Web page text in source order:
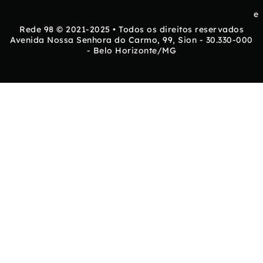
e
Rede 98 © 2021-2025 • Todos os direitos reservados
Avenida Nossa Senhora do Carmo, 99, Sion - 30.330-000
- Belo Horizonte/MG